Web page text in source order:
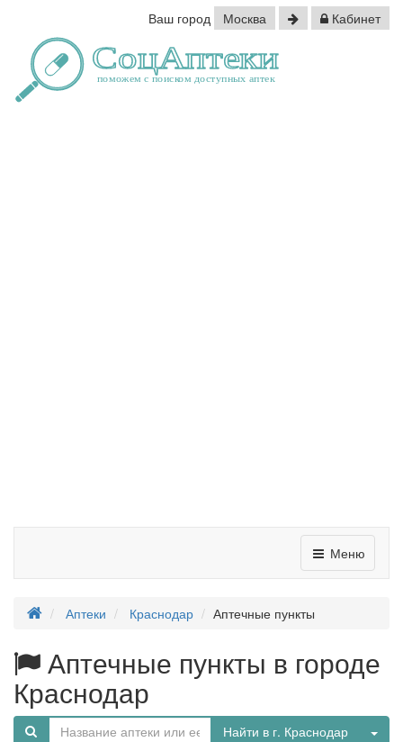
Ваш город Москва Кабинет
Меню
Аптеки Краснодар Аптечные пункты
Аптечные пункты в городе
Краснодар
Найти в г. Краснодар